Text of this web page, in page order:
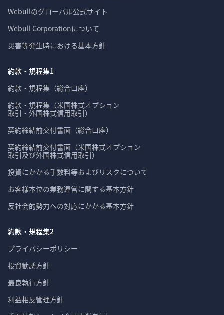
Webullのグローバル公式サイト
Webull Corporationについて
災害等発生時における基本方針
約款・規程集1
約款・規程集（総合口座）
約款・規程集（米国株式オプション
取引・外国株式信用取引）
契約締結前交付書面（総合口座）
契約締結前交付書面（米国株式オプション
取引及び外国株式信用取引）
投資にかかる手数料等およびリスクについて
お客様本位の業務運営に関する基本方針
反社会的勢力への対応にかかる基本方針
約款・規程集2
プライバシーポリシー
投資勧誘方針
最良執行方針
利益相反管理方針